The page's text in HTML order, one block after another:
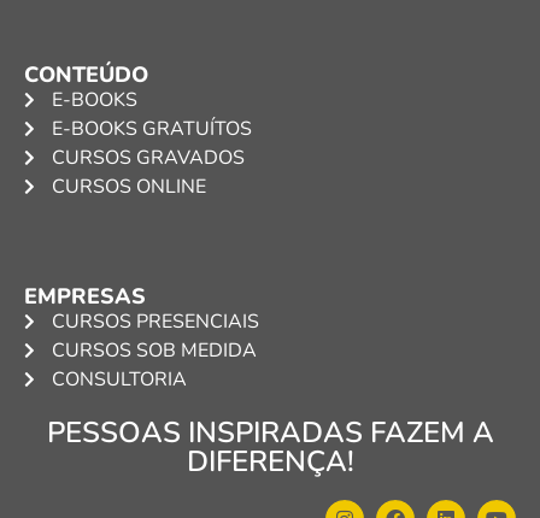
CONTEÚDO
E-BOOKS
E-BOOKS GRATUÍTOS
CURSOS GRAVADOS
CURSOS ONLINE
EMPRESAS
CURSOS PRESENCIAIS
CURSOS SOB MEDIDA
CONSULTORIA
PESSOAS INSPIRADAS FAZEM A
DIFERENÇA!